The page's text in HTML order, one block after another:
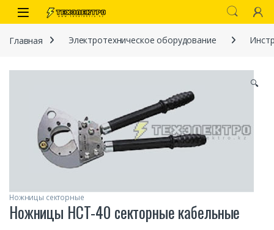
Перейти к навигации
перейти к содержанию
Open
Главная Электротехническое оборудование
🔍
Ножницы секторные
Ножницы НСТ-40 секторные кабельные